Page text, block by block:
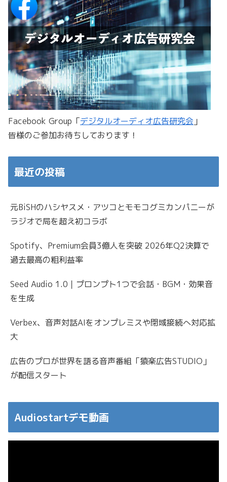
Facebook Group「デジタルオーディオ広告研究会 」
皆様のご参加お待ちしております！
最近の投稿
元BiSHのハシヤスメ・アツコとモモコグミカンパニーが
ラジオで局を超え初コラボ
Spotify、Premium会員3億人を突破 2026年Q2決算で
過去最高の粗利益率
Seed Audio 1.0｜プロンプト1つで会話・BGM・効果音
を生成
Verbex、音声対話AIをオンプレミスや閉域接続へ対応拡
大
広告のプロが世界を語る音声番組「猿楽広告STUDIO」
が配信スタート
Audiostartデモ動画